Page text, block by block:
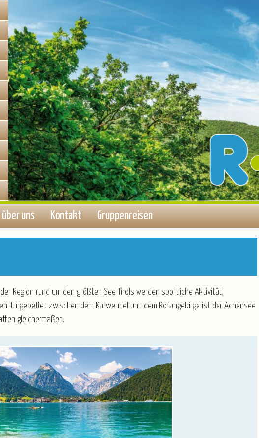
Liste
uns Kontakt Gruppenreisen
England
Frankreich
Italien
Österreich
Polen
Portugal
Schweiz
Spanien
Tschechien
Ungarn
Region rund um den größten See Tirols werden sportliche Aktivität,
Eingebettet zwischen dem Karwendel und dem Rofangebirge ist der Achensee
gleichermaßen.